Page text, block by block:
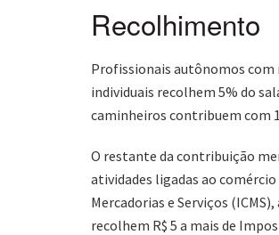
Recolhimento
Profissionais autônomos
individuais recolhem 5% do
caminheiros contribuem com
O restante da contribuição
atividades ligadas ao
Mercadorias e Serviços
recolhem R$ 5 a mais de